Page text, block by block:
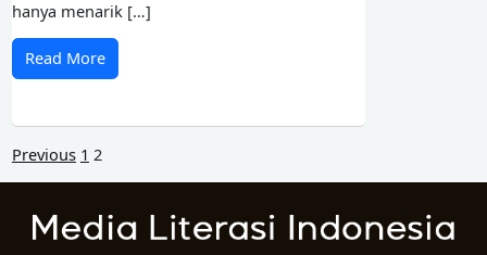
hanya menarik […]
Read More
Previous 1 2